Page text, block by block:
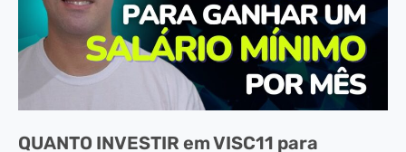
QUANTO INVESTIR em VISC11 para
para
RECEBER
SALÁRIO
POR